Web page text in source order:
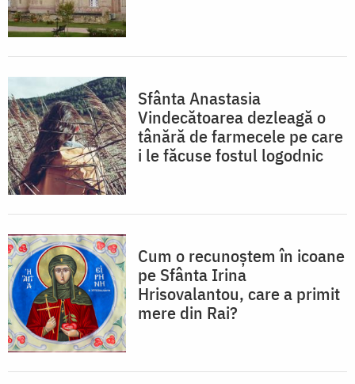
Sfânta Anastasia
Vindecătoarea dezleagă o
tânără de farmecele pe care
i le făcuse fostul logodnic
Cum o recunoștem în icoane
pe Sfânta Irina
Hrisovalantou, care a primit
mere din Rai?